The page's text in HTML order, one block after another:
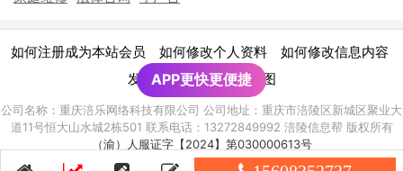
如何注册成为本站会员 如何修改个人资料 如何修改信息内容
发布广告须知 | 网站地图
公司名称：重庆涪乐网络科技有限公司 公司地址：重庆市涪陵区新城区聚业大
道11号恒大山水城2栋501 联系电话：13272849992 涪陵信息帮 版权所有
（渝）人服证字【2024】第030000613号
渝ICP备2021010928号-8
APP更快更便捷